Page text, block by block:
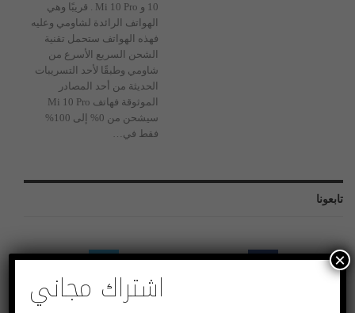
10 و Mi 10 Pro . قريبًا وهي
الهواتف الرائدة لشاومي وعليه
فهذه الهواتف ستحمل تقنية
الشحن السريع الأسرع من
شاومي وطبقًا لأحد التسريبات
الحديثة من أحد المصادر
الموثوقة فهاتف Mi 10 Pro
سيشحن من 0% إلى 100%
فقط في…
تابعونا
Twitter
اشتراك مجاني
×